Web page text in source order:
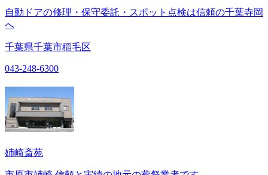
自動ドアの修理・保守委託・スポット点検は信頼の千葉寺岡
へ
千葉県千葉市稲毛区
043-248-6300
姉崎斎苑